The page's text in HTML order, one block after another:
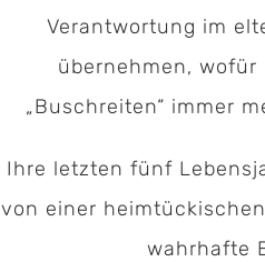
Verantwortung im
übernehmen,
„Buschreiten“ immer
Ihre letzten fünf
von einer
wahrhafte